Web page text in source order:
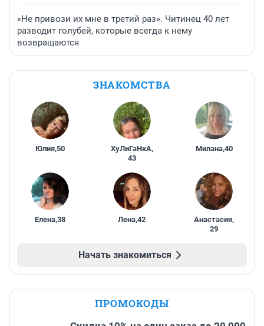
«Не привози их мне в третий раз». Читинец 40 лет
разводит голубей, которые всегда к нему
возвращаются
ЗНАКОМСТВА
Юлия,50 ХуЛиГаНкА,
43
Милана,40
Елена,38 Лена,42 Анастасия,
29
Начать знакомиться
ПРОМОКОДЫ